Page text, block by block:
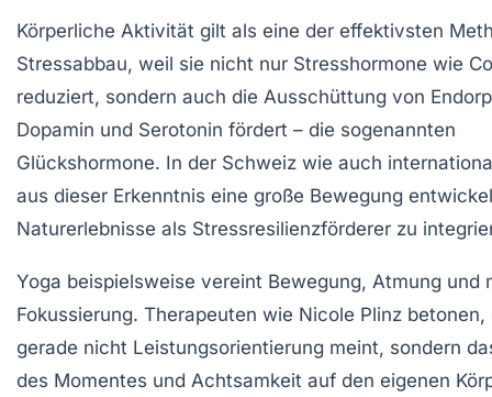
Körperliche Aktivität gilt als eine der effektivsten
Stressabbau, weil sie nicht nur Stresshormone wie
reduziert, sondern auch die Ausschüttung von
Dopamin und Serotonin fördert – die sogenannten
Glückshormone. In der Schweiz wie auch
aus dieser Erkenntnis eine große Bewegung
Naturerlebnisse als Stressresilienzförderer zu
Yoga beispielsweise vereint Bewegung, Atmung und
Fokussierung. Therapeuten wie Nicole Plinz betonen,
gerade nicht Leistungsorientierung meint, sondern
des Momentes und Achtsamkeit auf den eigenen